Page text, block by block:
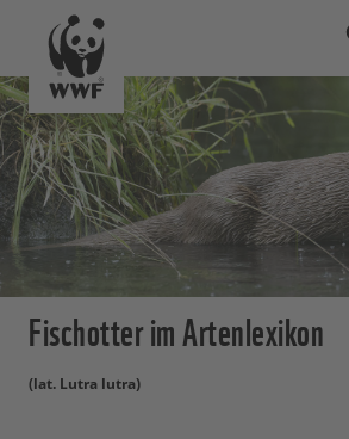
Fischotter im Artenlexikon
(lat. Lutra lutra)